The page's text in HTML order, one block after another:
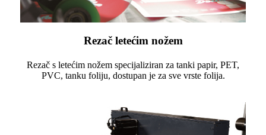
Rezač letećim nožem
Rezač s letećim nožem specijaliziran za tanki papir, PET,
PVC, tanku foliju, dostupan je za sve vrste folija.